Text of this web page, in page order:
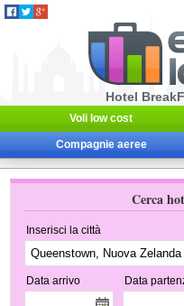
Hotel
Voli low cost
Compagnie aeree
Cerca
Inserisci la città
Data arrivo Data